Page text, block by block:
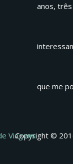
anos,
que me
Copyright ©
Viagens